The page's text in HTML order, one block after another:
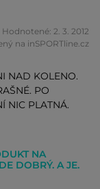
Hodnotené: 2. 3. 2012
na inSPORTline.cz
NAD KOLENO.
PO
NIC PLATNÁ.
NA
DOBRÝ. A JE.